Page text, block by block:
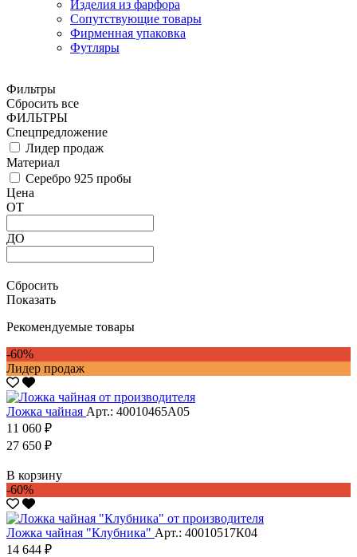
Изделия из фарфора
Сопутствующие товары
Фирменная упаковка
Футляры
Фильтры
Сбросить все
ФИЛЬТРЫ
Спецпредложение
Лидер продаж
Материал
Серебро 925 пробы
Цена
ОТ
ДО
Сбросить
Показать
Рекомендуемые товары
-60%
Лидер продаж
Ложка чайная Арт.: 40010465А05
11 060 ₽
27 650 ₽
В корзину
-60%
Ложка чайная "Клубника" Арт.: 40010517К04
14 644 ₽